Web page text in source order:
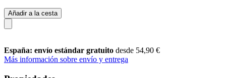
Añadir a la cesta
España: envío estándar gratuito desde 54,90 €
Más información sobre envío y entrega